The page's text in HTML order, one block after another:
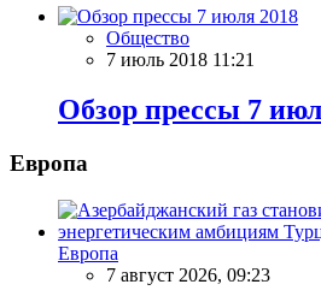
Общество
7 июль 2018 11:21
Обзор прессы 7
Европа
Европа
7 август 2026, 09:23